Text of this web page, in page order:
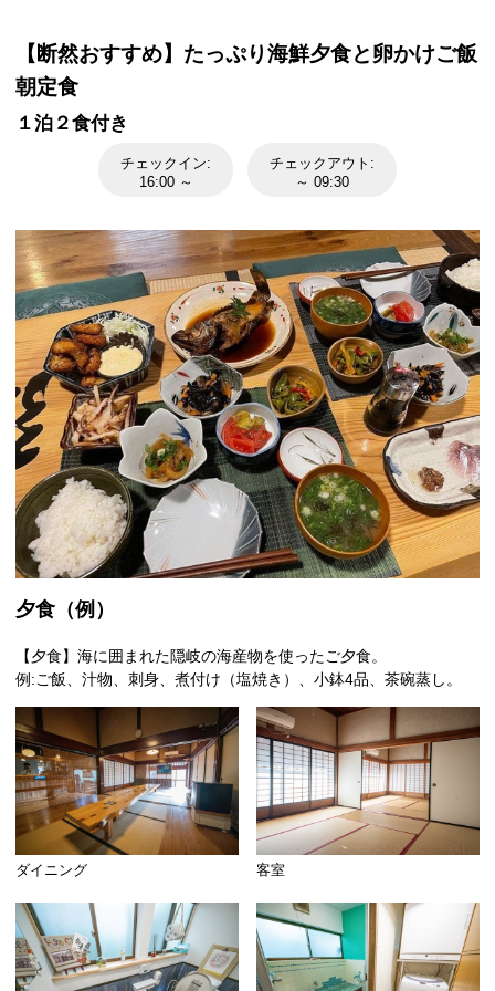
【断然おすすめ】たっぷり海鮮夕食と卵かけご飯
朝定食
１泊２食付き
チェックイン:
16:00 ～
チェックアウト:
～ 09:30
夕食（例）
【夕食】海に囲まれた隠岐の海産物を使ったご夕食。
例:ご飯、汁物、刺身、煮付け（塩焼き）、小鉢4品、茶碗蒸し。
ダイニング 客室